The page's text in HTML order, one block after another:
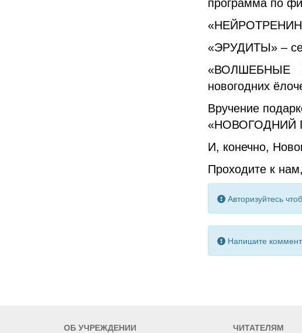
программа по
«ЭРУДИТЫ» –
«ВОЛШЕБНЫЕ
новогодних
Вручение
«НОВОГОДНИЙ
И, конечно,
Проходите к
Авторизуйтесь
Напишите
ОБ УЧРЕЖДЕНИИ ЧИТАТЕЛЯМ